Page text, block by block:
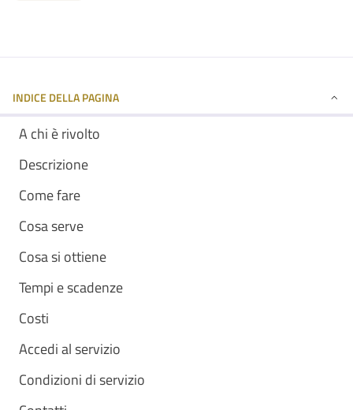
INDICE DELLA PAGINA
A chi è rivolto
Descrizione
Come fare
Cosa serve
Cosa si ottiene
Tempi e scadenze
Costi
Accedi al servizio
Condizioni di servizio